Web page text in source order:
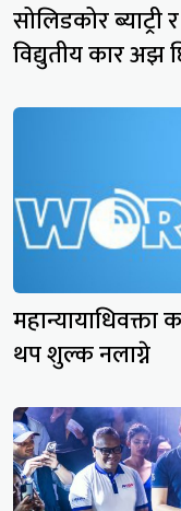
सोलिडकोर ब्याट्री
विद्युतीय कार अझ
महान्यायाधिवक्ता
थप शुल्क नलाग्ने